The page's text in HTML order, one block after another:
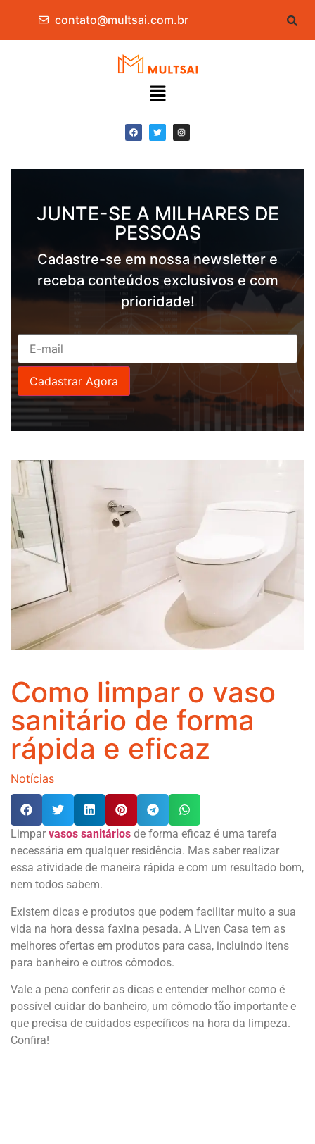
contato@multsai.com.br
JUNTE-SE A MILHARES DE
PESSOAS
Cadastre-se em nossa newsletter e
receba conteúdos exclusivos e com
prioridade!
Como limpar o vaso
sanitário de forma
rápida e eficaz
Notícias
Limpar vasos sanitários de forma eficaz é uma tarefa
necessária em qualquer residência. Mas saber realizar
essa atividade de maneira rápida e com um resultado bom,
nem todos sabem.
Existem dicas e produtos que podem facilitar muito a sua
vida na hora dessa faxina pesada. A Liven Casa tem as
melhores ofertas em produtos para casa, incluindo itens
para banheiro e outros cômodos.
Vale a pena conferir as dicas e entender melhor como é
possível cuidar do banheiro, um cômodo tão importante e
que precisa de cuidados específicos na hora da limpeza.
Confira!